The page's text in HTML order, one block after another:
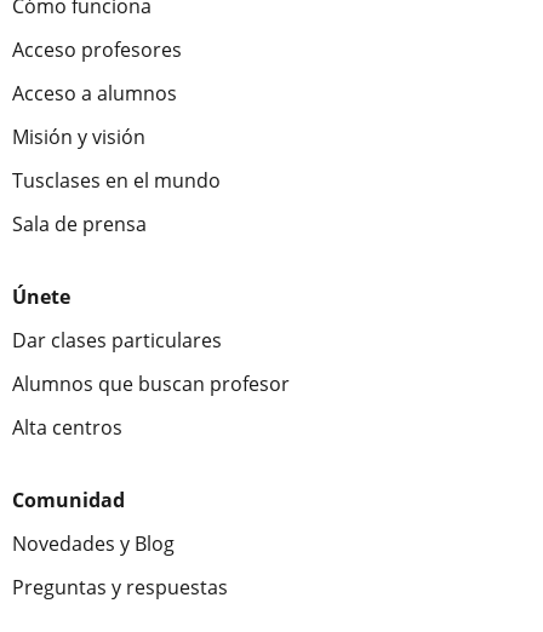
Cómo funciona
Acceso profesores
Acceso a alumnos
Misión y visión
Tusclases en el mundo
Sala de prensa
Únete
Dar clases particulares
Alumnos que buscan profesor
Alta centros
Comunidad
Novedades y Blog
Preguntas y respuestas